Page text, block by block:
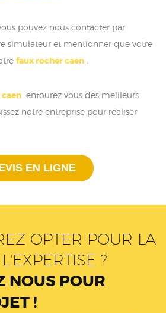
pouvez nous contacter par
simulateur et mentionner que votre
faux rocher caen
entourez vous des meilleurs
notre entreprise pour réaliser
EN LIGNE
OPTER POUR LA
?
NOUS POUR
!